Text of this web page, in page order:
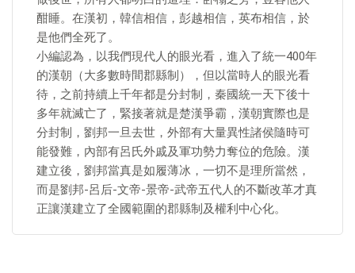
酣睡。在漢初，韓信相信，彭越相信，英布相信，於
是他們全死了。
小編認為，以我們現代人的眼光看，進入了統一400年
的漢朝（大多數時間郡縣制），但以當時人的眼光看
待，之前持續上千年都是分封制，秦國統一天下後十
多年就滅亡了，緊接著就是楚漢爭霸，漢朝實際也是
分封制，劉邦一旦去世，外部有大量異性諸侯隨時可
能發難，內部有呂氏外戚及軍功勢力奪位的危險。漢
建立後，劉邦當真是如履薄冰，一切不是理所當然，
而是劉邦-呂后-文帝-景帝-武帝五代人的不斷改革才真
正讓漢建立了全國範圍的郡縣制及權利中心化。